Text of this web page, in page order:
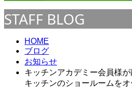
STAFF BLOG
HOME
ブログ
お知らせ
キッチンアカデミー会員様
キッチンのショールームをオ